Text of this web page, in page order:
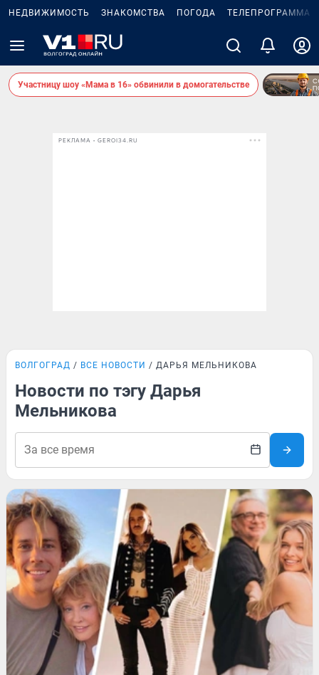
НЕДВИЖИМОСТЬ ЗНАКОМСТВА ПОГОДА ТЕЛЕПРОГРАММА
Участницу шоу «Мама в 16» обвинили в домогательстве
РЕКЛАМА • GEROI34.RU
ВОЛГОГРАД ВСЕ НОВОСТИ ДАРЬЯ МЕЛЬНИКОВА
Новости по тэгу Дарья
Мельникова